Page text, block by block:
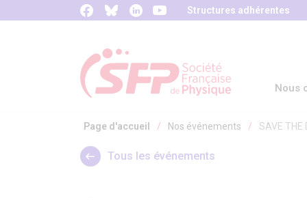
Panneau de gestion des cookies Structures adhérentes
Nous
Page d'accueil / Nos événements / SAVE
Tous les événements